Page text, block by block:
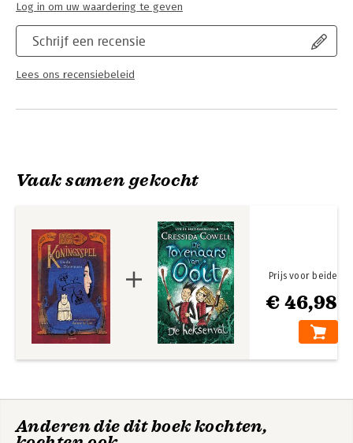
Schrijf een recensie
Lees ons recensiebeleid
Log in om uw waardering te geven
Vaak samen gekocht
€ 46,98
Prijs voor beide
Anderen die dit boek kochten,